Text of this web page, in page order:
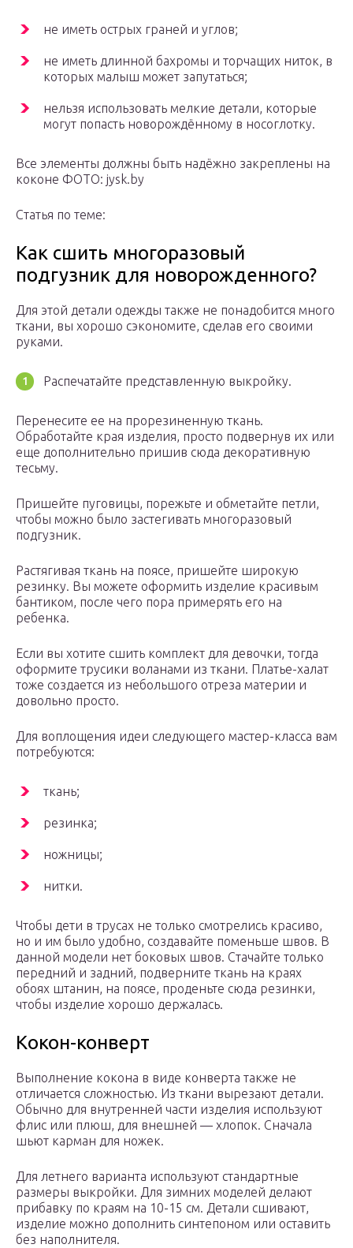
не иметь острых граней и углов;
не иметь длинной бахромы и торчащих ниток, в
которых малыш может запутаться;
нельзя использовать мелкие детали, которые
могут попасть новорождённому в носоглотку.
Все элементы должны быть надёжно закреплены на
коконе ФОТО: jysk.by
Статья по теме:
Как сшить многоразовый
подгузник для новорожденного?
Для этой детали одежды также не понадобится много
ткани, вы хорошо сэкономите, сделав его своими
руками.
Распечатайте представленную выкройку.
Перенесите ее на прорезиненную ткань.
Обработайте края изделия, просто подвернув их или
еще дополнительно пришив сюда декоративную
тесьму.
Пришейте пуговицы, порежьте и обметайте петли,
чтобы можно было застегивать многоразовый
подгузник.
Растягивая ткань на поясе, пришейте широкую
резинку. Вы можете оформить изделие красивым
бантиком, после чего пора примерять его на
ребенка.
Если вы хотите сшить комплект для девочки, тогда
оформите трусики воланами из ткани. Платье-халат
тоже создается из небольшого отреза материи и
довольно просто.
Для воплощения идеи следующего мастер-класса вам
потребуются:
ткань;
резинка;
ножницы;
нитки.
Чтобы дети в трусах не только смотрелись красиво,
но и им было удобно, создавайте поменьше швов. В
данной модели нет боковых швов. Стачайте только
передний и задний, подверните ткань на краях
обоях штанин, на поясе, проденьте сюда резинки,
чтобы изделие хорошо держалась.
Кокон-конверт
Выполнение кокона в виде конверта также не
отличается сложностью. Из ткани вырезают детали.
Обычно для внутренней части изделия используют
флис или плюш, для внешней — хлопок. Сначала
шьют карман для ножек.
Для летнего варианта используют стандартные
размеры выкройки. Для зимних моделей делают
прибавку по краям на 10-15 см. Детали сшивают,
изделие можно дополнить синтепоном или оставить
без наполнителя.